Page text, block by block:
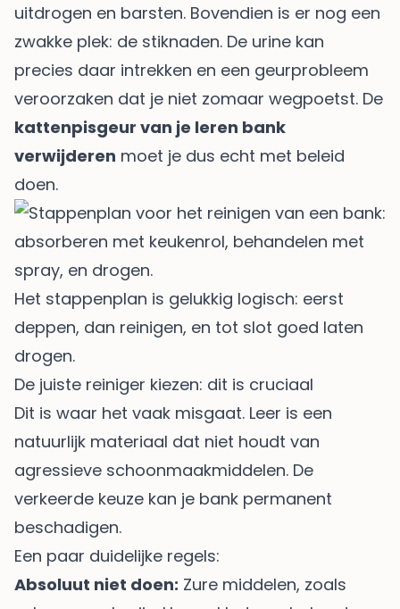
uitdrogen en barsten. Bovendien is er nog een
zwakke plek: de stiknaden. De urine kan
precies daar intrekken en een geurprobleem
veroorzaken dat je niet zomaar wegpoetst. De
kattenpisgeur van je leren bank
verwijderen moet je dus echt met beleid
doen.
Het stappenplan is gelukkig logisch: eerst
deppen, dan reinigen, en tot slot goed laten
drogen.
De juiste reiniger kiezen: dit is cruciaal
Dit is waar het vaak misgaat. Leer is een
natuurlijk materiaal dat niet houdt van
agressieve schoonmaakmiddelen. De
verkeerde keuze kan je bank permanent
beschadigen.
Een paar duidelijke regels:
Absoluut niet doen: Zure middelen, zoals